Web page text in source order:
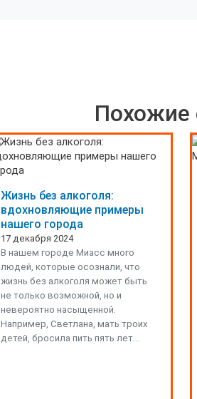
Похожие
Жизнь без алкоголя:
вдохновляющие примеры
нашего города
17 декабря 2024
В нашем городе Миасс много
людей, которые осознали, что
жизнь без алкоголя может быть
не только возможной, но и
невероятно насыщенной.
Например, Светлана, мать троих
детей, бросила пить пять лет…